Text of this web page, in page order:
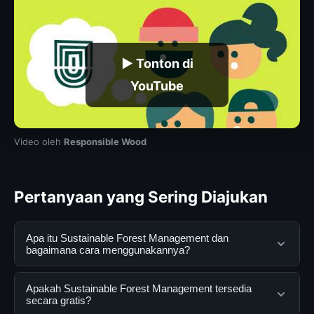
▶ Tonton di
YouTube
Video oleh Responsible Wood
Pertanyaan yang Sering Diajukan
Apa itu Sustainable Forest Management dan
bagaimana cara menggunakannya?
Sustainable Forest Management adalah layanan digital
yang dirancang untuk membantu pengguna
Apakah Sustainable Forest Management tersedia
secara gratis?